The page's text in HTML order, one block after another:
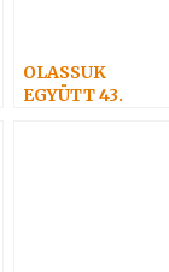
OLASSUK
EGYÜTT 43.